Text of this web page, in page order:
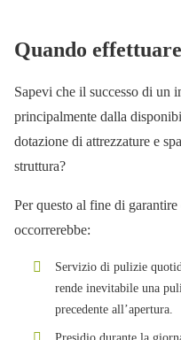
Quando
Sapevi che il successo di un
principalmente dalla
dotazione di attrezzature e
struttura?
Per questo al fine di
occorrerebbe:
Servizio di pulizie
rende inevitabile una
precedente all’apertura.